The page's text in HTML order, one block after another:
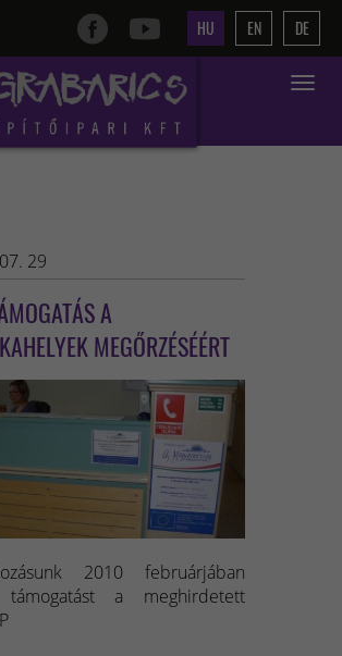
HU EN DE
Toggle
29
A
MEGŐRZÉSÉÉRT
2010 februárjában
a meghirdetett